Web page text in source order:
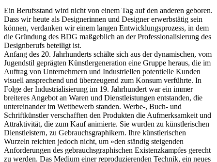
Ein Berufsstand wird nicht von einem Tag auf den anderen geboren.
Dass wir heute als Designerinnen und Designer erwerbstätig sein
können, verdanken wir einem langen Entwicklungsprozess, in dem
die Gründung des BDG maßgeblich an der Professionalisierung des
Designberufs beteiligt ist.
Anfang des 20. Jahrhunderts schälte sich aus der dynamischen, vom
Jugendstil geprägten Künstlergeneration eine Gruppe heraus, die im
Auftrag von Unternehmern und Industriellen potentielle Kunden
visuell ansprechend und überzeugend zum Konsum verführte. In
Folge der Industrialisierung im 19. Jahrhundert war ein immer
breiteres Angebot an Waren und Dienstleistungen entstanden, die
untereinander im Wettbewerb standen. Werbe-, Buch- und
Schriftkünstler verschafften den Produkten die Aufmerksamkeit und
Attraktivität, die zum Kauf animierte. Sie wurden zu künstlerischen
Dienstleistern, zu Gebrauchsgraphikern. Ihre künstlerischen
Wurzeln reichten jedoch nicht, um »den ständig steigenden
Anforderungen des gebrauchsgraphischen Existenzkampfes gerecht
zu werden. Das Medium einer reproduzierenden Technik, ein neues